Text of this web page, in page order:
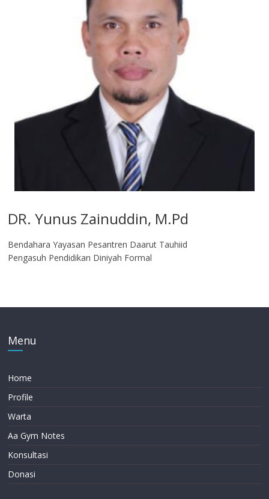
DR. Yunus Zainuddin, M.Pd
Bendahara Yayasan Pesantren Daarut Tauhiid
Pengasuh Pendidikan Diniyah Formal
Menu
Home
Profile
Warta
Aa Gym Notes
Konsultasi
Donasi